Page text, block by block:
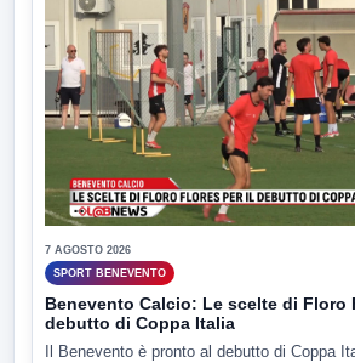
7 AGOSTO 2026
SPORT BENEVENTO
Benevento Calcio: Le scelte di Floro
debutto di Coppa Italia
Il Benevento è pronto al debutto di Coppa